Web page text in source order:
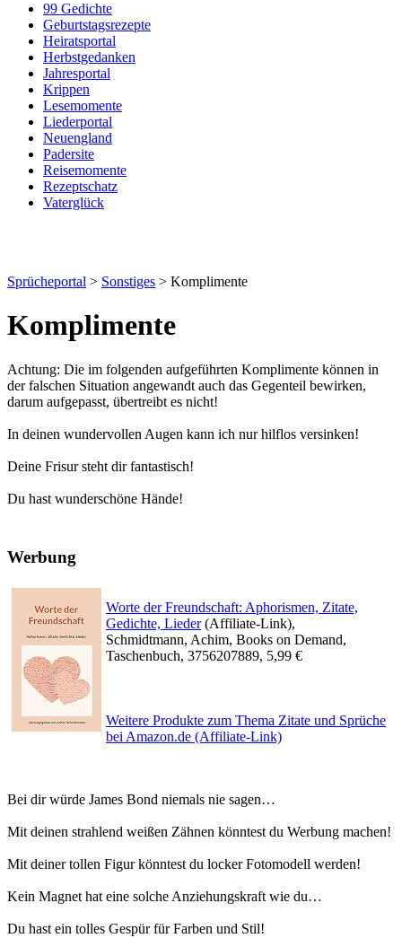
99 Gedichte
Geburtstagsrezepte
Heiratsportal
Herbstgedanken
Jahresportal
Krippen
Lesemomente
Liederportal
Neuengland
Padersite
Reisemomente
Rezeptschatz
Vaterglück
Sprücheportal > Sonstiges > Komplimente
Komplimente
Achtung: Die im folgenden aufgeführten Komplimente können in
der falschen Situation angewandt auch das Gegenteil bewirken,
darum aufgepasst, übertreibt es nicht!
In deinen wundervollen Augen kann ich nur hilflos versinken!
Deine Frisur steht dir fantastisch!
Du hast wunderschöne Hände!
Werbung
Worte der Freundschaft: Aphorismen, Zitate,
Gedichte, Lieder(Affiliate-Link),
Schmidtmann, Achim, Books on Demand,
Taschenbuch, 3756207889, 5,99 €
Weitere Produkte zum Thema Zitate und Sprüche
bei Amazon.de (Affiliate-Link)
Bei dir würde James Bond niemals nie sagen…
Mit deinen strahlend weißen Zähnen könntest du Werbung machen!
Mit deiner tollen Figur könntest du locker Fotomodell werden!
Kein Magnet hat eine solche Anziehungskraft wie du…
Du hast ein tolles Gespür für Farben und Stil!